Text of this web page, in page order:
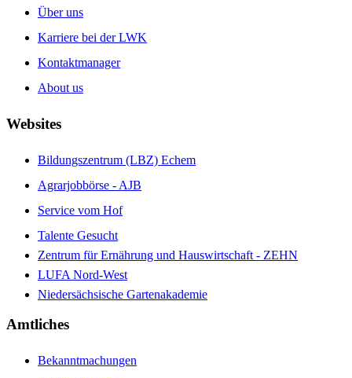
Über uns
Karriere bei der LWK
Kontaktmanager
About us
Websites
Bildungszentrum (LBZ) Echem
Agrarjobbörse - AJB
Service vom Hof
Talente Gesucht
Zentrum für Ernährung und Hauswirtschaft - ZEHN
LUFA Nord-West
Niedersächsische Gartenakademie
Amtliches
Bekanntmachungen